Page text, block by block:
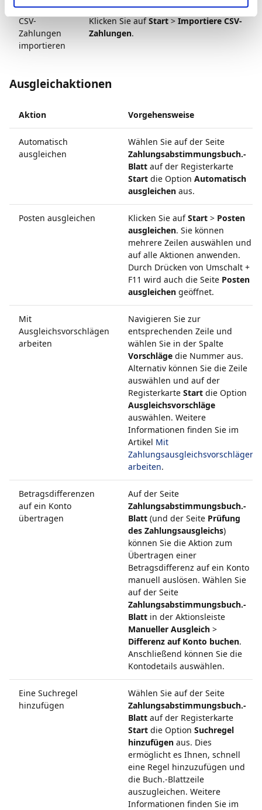
CSV-
Zahlungen
importieren
Klicken Sie aufStart > Importiere CSV-
Zahlungen.
Ausgleichaktionen
Aktion Vorgehensweise
Automatisch
ausgleichen
Wählen Sie auf der Seite
Zahlungsabstimmungsbuch.-
Blatt auf der Registerkarte
Start die Option Automatisch
ausgleichen aus.
Posten ausgleichen Klicken Sie aufStart > Posten
ausgleichen. Sie können
mehrere Zeilen auswählen und
auf alle Aktionen anwenden.
Durch Drücken von Umschalt +
F11 wird auch die Seite Posten
ausgleichen geöffnet.
Mit
Ausgleichsvorschlägen
arbeiten
Navigieren Sie zur
entsprechenden Zeile und
wählen Sie in der Spalte
Vorschläge die Nummer aus.
Alternativ können Sie die Zeile
auswählen und auf der
Registerkarte Start die Option
Ausgleichsvorschläge
auswählen. Weitere
Informationen finden Sie im
Artikel Mit
Zahlungsausgleichsvorschlägen
arbeiten.
Betragsdifferenzen
auf ein Konto
übertragen
Auf der Seite
Zahlungsabstimmungsbuch.-
Blatt (und der Seite Prüfung
des Zahlungsausgleichs)
können Sie die Aktion zum
Übertragen einer
Betragsdifferenz auf ein Konto
manuell auslösen. Wählen Sie
auf der Seite
Zahlungsabstimmungsbuch.-
Blatt in der Aktionsleiste
Manueller Ausgleich >
Differenz auf Konto buchen.
Anschließend können Sie die
Kontodetails auswählen.
Eine Suchregel
hinzufügen
Wählen Sie auf der Seite
Zahlungsabstimmungsbuch.-
Blatt auf der Registerkarte
Start die Option Suchregel
hinzufügen aus. Dies
ermöglicht es Ihnen, schnell
eine Regel hinzuzufügen und
die Buch.-Blattzeile
auszugleichen. Weitere
Informationen finden Sie im